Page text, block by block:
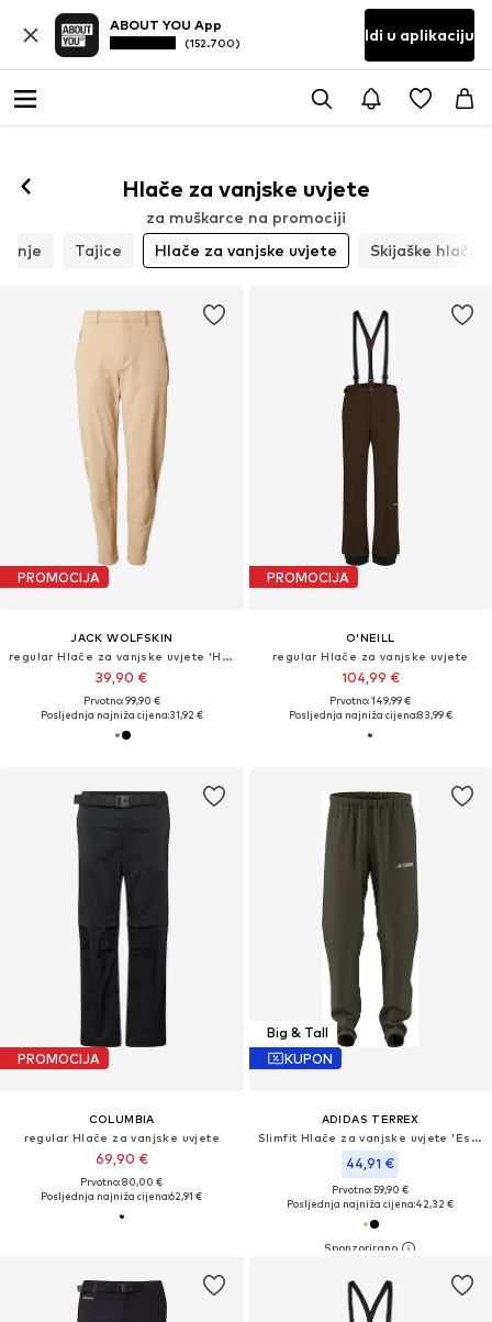
ABOUT YOU App
(152.700) Idi u aplikaciju
Hlače za vanjske uvjete
za muškarce na promociji
Tajice Hlače za vanjske uvjete Skijaške hlače
PROMOCIJA
JACK WOLFSKIN
regular Hlače za vanjske uvjete 'HIKEOUT'
39,90 €
Prvotno: 99,90 €
Posljednja najniža cijena:31,92 €
PROMOCIJA
O'NEILL
regular Hlače za vanjske uvjete
104,99 €
Prvotno: 149,99 €
Posljednja najniža cijena:83,99 €
PROMOCIJA
COLUMBIA
regular Hlače za vanjske uvjete
69,90 €
Prvotno: 80,00 €
Posljednja najniža cijena:62,91 €
Big & Tall
KUPON
ADIDAS TERREX
Slimfit Hlače za vanjske uvjete 'Essentials'
44,91 €
Prvotno: 59,90 €
Posljednja najniža cijena:42,32 €